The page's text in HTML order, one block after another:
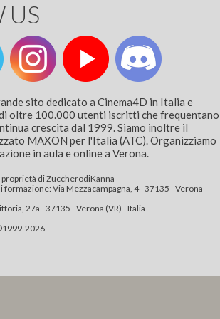
US
sito dedicato a Cinema4D in Italia e
oltre 100.000 utenti iscritti che frequentano
crescita dal 1999. Siamo inoltre il
MAXON per l'Italia (ATC). Organizziamo
in aula e online a Verona.
di ZuccherodiKanna
formazione: Via Mezzacampagna, 4 - 37135 - Verona
27a - 37135 - Verona (VR) - Italia
2026